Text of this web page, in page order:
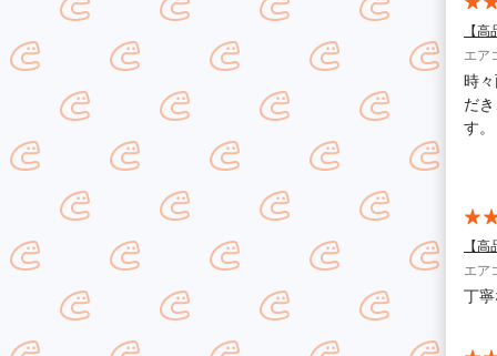
【
エア
時
だ
す
【
エア
丁